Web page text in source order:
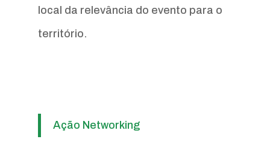
local da relevância do evento para o
território.
Ação Networking